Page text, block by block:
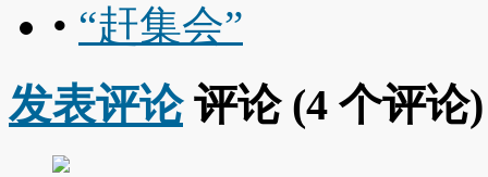
• “赶集会”
发表评论评论 (4 个评论)